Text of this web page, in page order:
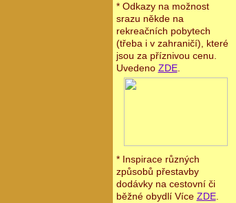
* Odkazy na možnost
srazu někde na
rekreačních pobytech
(třeba i v zahraničí), které
jsou za příznivou cenu.
Uvedeno ZDE.
* Inspirace různých
způsobů přestavby
dodávky na cestovní či
běžné obydlí Více ZDE.